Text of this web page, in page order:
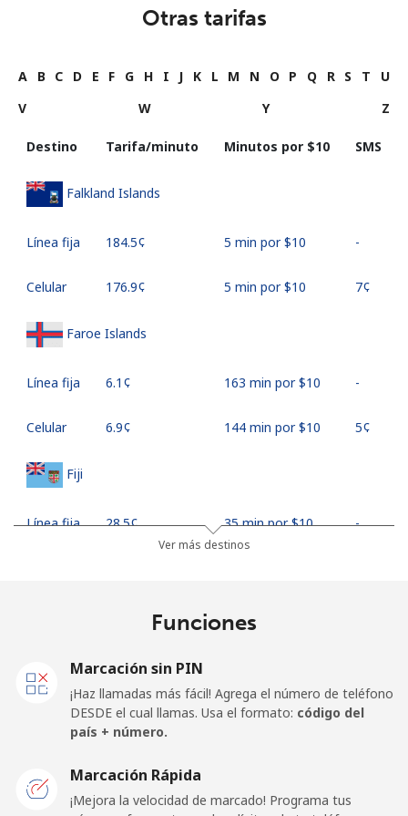
Otras tarifas
A B C D E F G H I J K L M N O P Q R S T
U
V
W Y Z
Destino Tarifa/minuto Minutos por ⁦$10⁩ SMS
Falkland Islands
Línea fija ⁦184.5¢⁩ 5 min por ⁦$10⁩ -
Celular ⁦176.9¢⁩ 5 min por ⁦$10⁩ ⁦7¢⁩
Faroe Islands
Línea fija ⁦6.1¢⁩ 163 min por ⁦$10⁩ -
Celular ⁦6.9¢⁩ 144 min por ⁦$10⁩ ⁦5¢⁩
Fiji
Línea fija ⁦28.5¢⁩ 35 min por ⁦$10⁩ -
Línea fija ⁦28.5¢⁩
⁦25.9¢⁩ 38 min por ⁦$10⁩ ⁦11¢⁩
Línea fija ⁦0.7¢⁩ 1428 min por ⁦$10⁩
Ver más destinos
Funciones
Marcación sin PIN
¡Haz llamadas más fácil! Agrega el número de teléfono
DESDE el cual llamas. Usa el formato: código del
país + número.
Marcación Rápida
¡Mejora la velocidad de marcado! Programa tus